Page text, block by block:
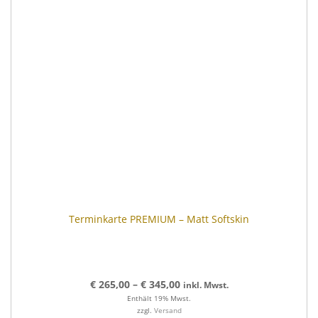
Terminkarte PREMIUM – Matt Softskin
€265,00 – €345,00 inkl. Mwst.
Enthält 19% Mwst.
zzgl. Versand